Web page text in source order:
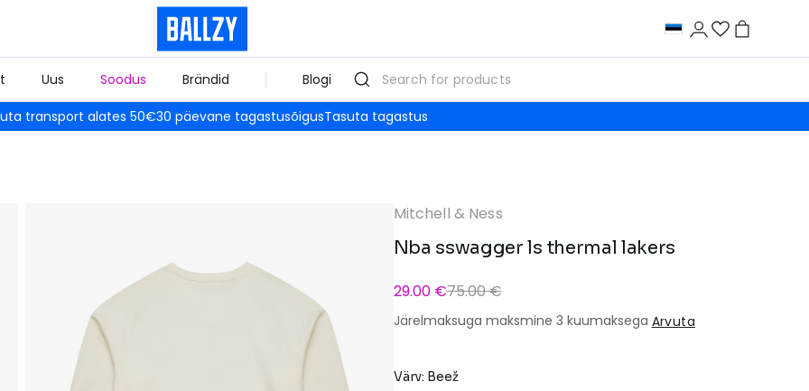
Uus Soodus Brändid Blogi
transport alates 50€30 päevane tagastusõigusTasuta tagastus
Mitchell & Ness
Nba sswagger ls thermal lakers
29.00 €75.00 €
Järelmaksuga maksmine 3 kuumaksega Arvuta
Värv: Beež